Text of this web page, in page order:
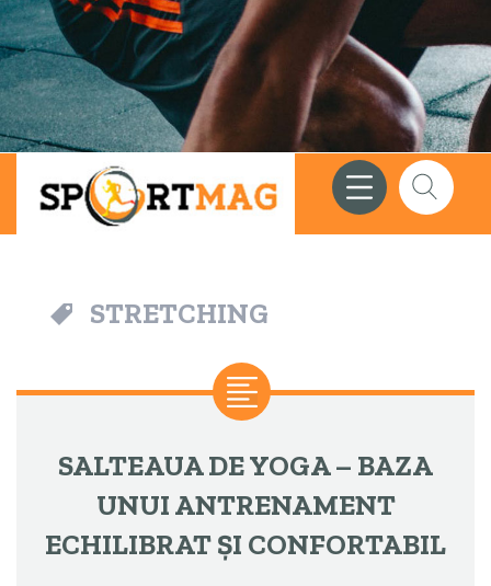
Meniu
Căutare
STRETCHING
SALTEAUA DE YOGA – BAZA
UNUI ANTRENAMENT
ECHILIBRAT ȘI CONFORTABIL